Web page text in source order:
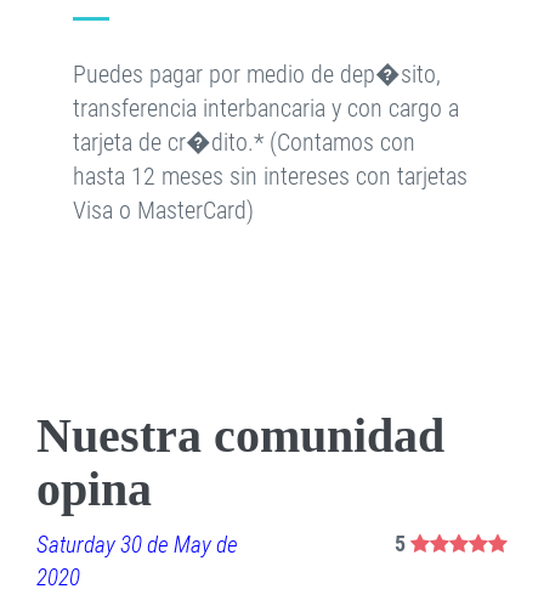
Puedes pagar por medio de dep�sito,
transferencia interbancaria y con cargo a
tarjeta de cr�dito.* (Contamos con
hasta 12 meses sin intereses con tarjetas
Visa o MasterCard)
Nuestra comunidad
opina
Saturday 30 de May de
2020
5